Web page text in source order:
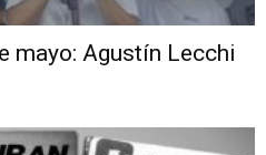
mayo: Agustín Lecchi